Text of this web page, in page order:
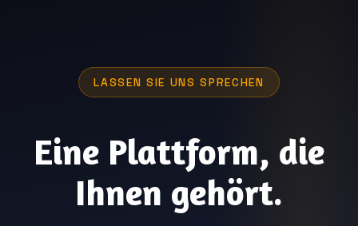
LASSEN SIE UNS SPRECHEN
Eine Plattform, die
Ihnen gehört.